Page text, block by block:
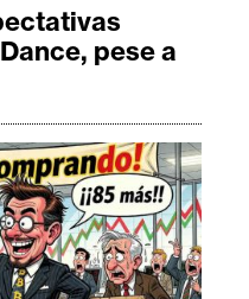
pese a